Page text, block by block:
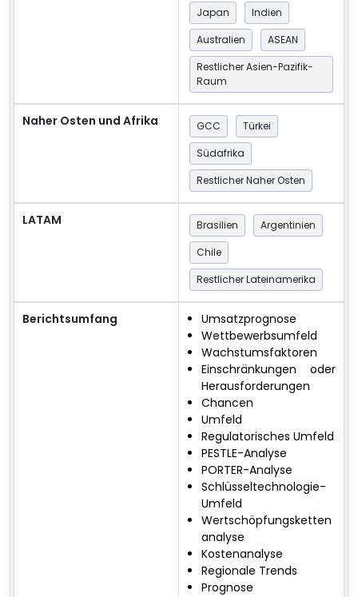
Japan
Indien
Australien
ASEAN
Restlicher Asien-Pazifik-
Raum
Naher Osten und Afrika GCC
Türkei
Südafrika
Restlicher Naher Osten
LATAM Brasilien
Argentinien
Chile
Restlicher Lateinamerika
Berichtsumfang
Umsatzprognose
Wettbewerbsumfeld
Wachstumsfaktoren
Einschränkungen oder
Herausforderungen
Chancen
Umfeld
Regulatorisches Umfeld
PESTLE-Analyse
PORTER-Analyse
Schlüsseltechnologie-
Umfeld
Wertschöpfungsketten
analyse
Kostenanalyse
Regionale Trends
Prognose